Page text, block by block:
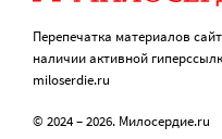
Перепечатка материалов
наличии активной
miloserdie.ru
© 2024 – 2026. Милосердие.ru